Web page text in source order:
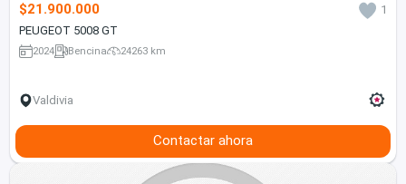
$21.900.000
1
PEUGEOT 5008 GT
2024 Bencina 24263 km
Valdivia
Contactar ahora